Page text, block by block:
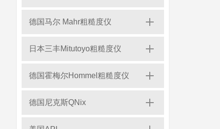
德国马尔 Mahr粗糙度仪
日本三丰Mitutoyo粗糙度仪
德国霍梅尔Hommel粗糙度仪
德国尼克斯QNix